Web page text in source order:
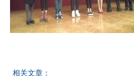
相关文章：